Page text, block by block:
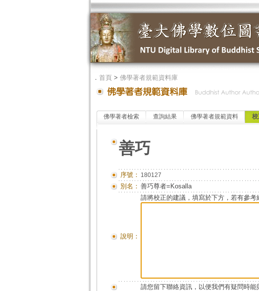
． 首頁> 佛學著者規範資料庫
佛學著者檢索 查詢結果 佛學著者規範資料
善巧
序號： 180127
別名： 善巧尊者=Kosalla
說明：
請將校正的建議，填寫於下方，若有參考
請您留下聯絡資訊，以便我們有疑問時